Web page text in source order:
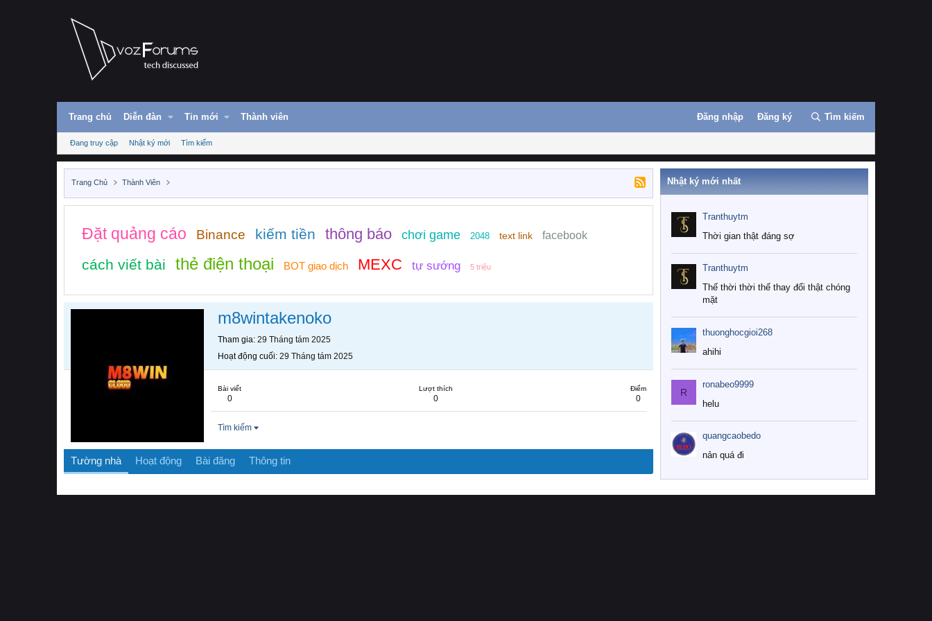
Trang chủ Diễn đàn Tin mới Thành viên Đăng nhập Đăng ký Tìm kiếm
Đang truy cập Nhật ký mới Tìm kiếm
Trang Chủ Thành Viên
Đặt quảng cáo Binance kiếm tiền thông báo chơi game 2048 text link facebook
cách viết bài thẻ điện thoại BOT giao dịch MEXC tự sướng 5 triệu
m8wintakenoko
Tham gia 29 Tháng tám 2025
Hoạt động cuối 29 Tháng tám 2025
Bài viết
0
Lượt thích
0
Điểm
0
Tìm kiếm
Tường nhà Hoạt động Bài đăng Thông tin
Nhật ký mới nhất
Tranthuytm
Thời gian thật đáng sợ
Tranthuytm
Thế thời thời thế thay đổi thật chóng
mặt
thuonghocgioi268
ahihi
R
ronabeo9999
helu
quangcaobedo
nản quá đi